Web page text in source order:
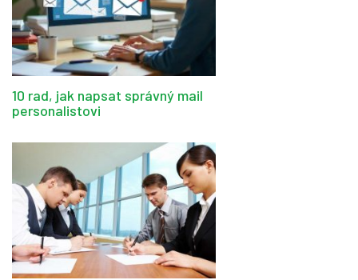
10 rad, jak napsat správný mail
personalistovi